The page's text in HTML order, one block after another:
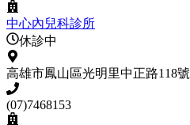
中心內兒科診所
休診中
高雄市鳳山區光明里中正路118號
(07)7468153